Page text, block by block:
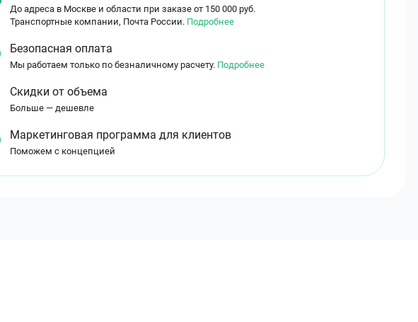
До адреса в Москве и области при заказе от 150 000 руб.
Транспортные компании, Почта России. Подробнее
Безопасная оплата
Мы работаем только по безналичному расчету. Подробнее
Скидки от объема
Больше — дешевле
Маркетинговая программа для клиентов
Поможем с концепцией